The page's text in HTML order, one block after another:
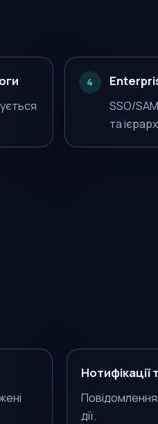
4
SSO/
та
Нотифікації
дії.